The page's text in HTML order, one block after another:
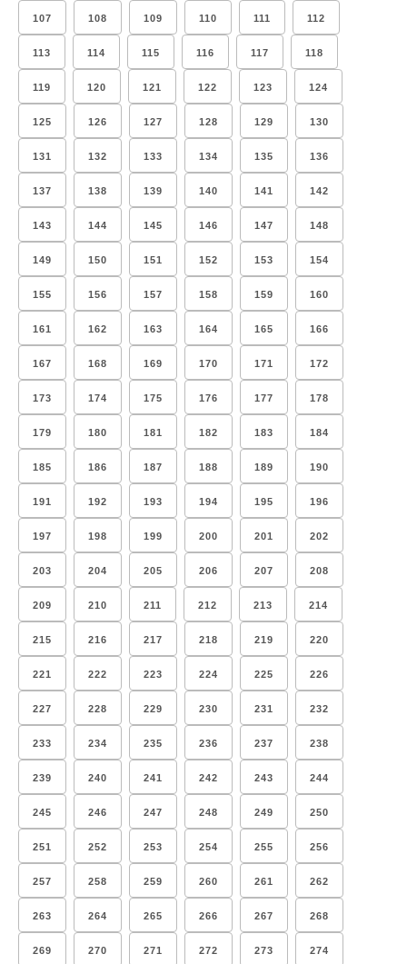
107 108 109 110 111 112
113 114 115 116 117 118
119 120 121 122 123 124
125 126 127 128 129 130
131 132 133 134 135 136
137 138 139 140 141 142
143 144 145 146 147 148
149 150 151 152 153 154
155 156 157 158 159 160
161 162 163 164 165 166
167 168 169 170 171 172
173 174 175 176 177 178
179 180 181 182 183 184
185 186 187 188 189 190
191 192 193 194 195 196
197 198 199 200 201 202
203 204 205 206 207 208
209 210 211 212 213 214
215 216 217 218 219 220
221 222 223 224 225 226
227 228 229 230 231 232
233 234 235 236 237 238
239 240 241 242 243 244
245 246 247 248 249 250
251 252 253 254 255 256
257 258 259 260 261 262
263 264 265 266 267 268
269 270 271 272 273 274